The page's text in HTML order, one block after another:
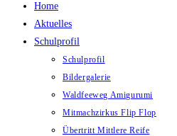
Home
Aktuelles
Schulprofil
Schulprofil
Bildergalerie
Waldfeeweg Amigurumi
Mitmachzirkus Flip Flop
Übertritt Mittlere Reife